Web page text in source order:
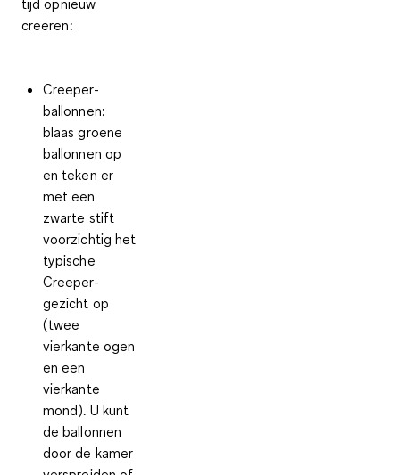
tijd opnieuw
creëren:
Creeper-
ballonnen:
blaas groene
ballonnen op
en teken er
met een
zwarte stift
voorzichtig het
typische
Creeper-
gezicht op
(twee
vierkante ogen
en een
vierkante
mond). U kunt
de ballonnen
door de kamer